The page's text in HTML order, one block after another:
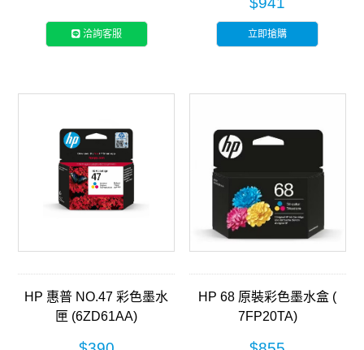
洽詢客服 立即搶購
HP 惠普 NO.47 彩色墨水
匣 (6ZD61AA)
HP 68 原裝彩色墨水盒 (
7FP20TA)